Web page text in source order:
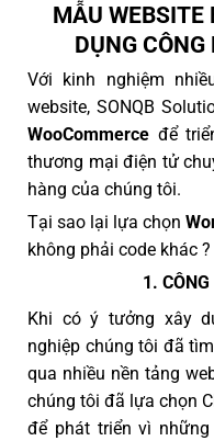
MẪU
DỤNG
Với kinh nghiệm
website, SONQB
WooCommerce để
thương mại điện tử
hàng của chúng tôi.
Tại sao lại lựa chọn
không phải code khác ?
1.
Khi có ý tưởng xây
nghiệp chúng tôi đã
qua nhiều nền tảng
chúng tôi đã lựa chọn
để phát triển vì